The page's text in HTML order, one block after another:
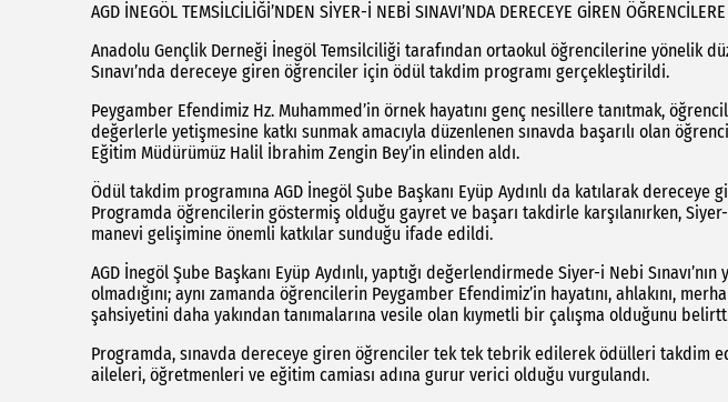
AGD İNEGÖL TEMSİLCİLİĞİ’NDEN SİYER-İ NEBİ SINAVI’NDA DERECEYE GİREN
Anadolu Gençlik Derneği İnegöl Temsilciliği tarafından ortaokul öğrencilerine yönelik
Sınavı’nda dereceye giren öğrenciler için ödül takdim programı gerçekleştirildi.
Peygamber Efendimiz Hz. Muhammed’in örnek hayatını genç nesillere tanıtmak,
değerlerle yetişmesine katkı sunmak amacıyla düzenlenen sınavda başarılı olan
Eğitim Müdürümüz Halil İbrahim Zengin Bey’in elinden aldı.
Ödül takdim programına AGD İnegöl Şube Başkanı Eyüp Aydınlı da katılarak
Programda öğrencilerin göstermiş olduğu gayret ve başarı takdirle karşılanırken, Siyer-i
manevi gelişimine önemli katkılar sunduğu ifade edildi.
AGD İnegöl Şube Başkanı Eyüp Aydınlı, yaptığı değerlendirmede Siyer-i Nebi
olmadığını; aynı zamanda öğrencilerin Peygamber Efendimiz’in hayatını, ahlakını,
şahsiyetini daha yakından tanımalarına vesile olan kıymetli bir çalışma olduğunu
Programda, sınavda dereceye giren öğrenciler tek tek tebrik edilerek ödülleri takdim
aileleri, öğretmenleri ve eğitim camiası adına gurur verici olduğu vurgulandı.